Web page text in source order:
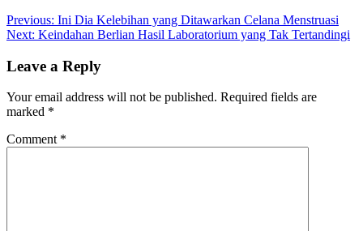
Post
navigation
Previous: Ini Dia Kelebihan yang Ditawarkan Celana Menstruasi
Next: Keindahan Berlian Hasil Laboratorium yang Tak Tertandingi
Leave a Reply
Your email address will not be published. Required fields are
marked *
Comment *